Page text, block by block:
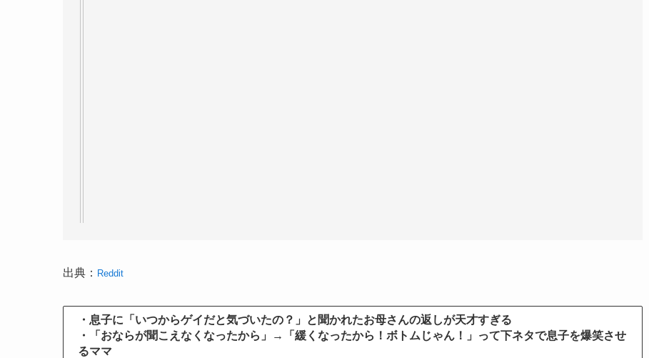
出典： Reddit
・息子に「いつからゲイだと気づいたの？」と聞かれたお母さんの返しが天才すぎる
・「おならが聞こえなくなったから」→「緩くなったから！ボトムじゃん！」って下ネタで息子を爆笑させ
るママ